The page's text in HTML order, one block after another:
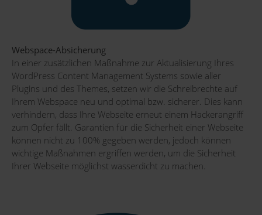
Webspace-Absicherung
In einer zusätzlichen Maßnahme zur Aktualisierung Ihres
WordPress Content Management Systems sowie aller
Plugins und des Themes, setzen wir die Schreibrechte auf
Ihrem Webspace neu und optimal bzw. sicherer. Dies kann
verhindern, dass Ihre Webseite erneut einem Hackerangriff
zum Opfer fällt. Garantien für die Sicherheit einer Webseite
können nicht zu 100% gegeben werden, jedoch können
wichtige Maßnahmen ergriffen werden, um die Sicherheit
Ihrer Webseite möglichst wasserdicht zu machen.